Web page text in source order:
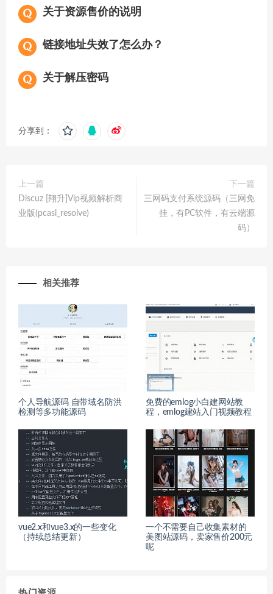
关于资源售价的说明
链接地址失效了怎么办？
关于解压密码
分享到：
上一篇
Discuz [翔升]Vip视频解析商
业版(pcasl_resolve)
下一篇
三网码支付系统源码（三网免
挂，有PC软件，有云端源
码）
相关推荐
个人导航源码 自带域名防洪
检测等多功能源码
免费的emlog小白建网站教
程，emlog建站入门视频教程
vue2.x和vue3.x的一些变化
（持续总结更新）
一个不需要自己收集素材的
美图站源码，卖家售价200元
呢